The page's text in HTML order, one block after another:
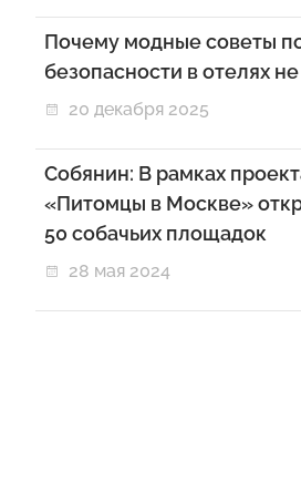
Почему модные советы
безопасности в отелях
20 декабря 2025
Собянин: В рамках
«Питомцы в Москве»
50 собачьих площадок
28 мая 2024